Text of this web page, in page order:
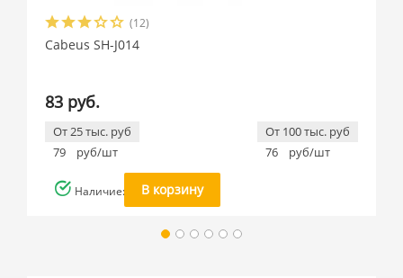
(12)
Cabeus SH-J014
83 руб.
От 25 тыс. руб
79
руб/шт
От 100 тыс. руб
76
руб/шт
Наличие: многоВ корзину